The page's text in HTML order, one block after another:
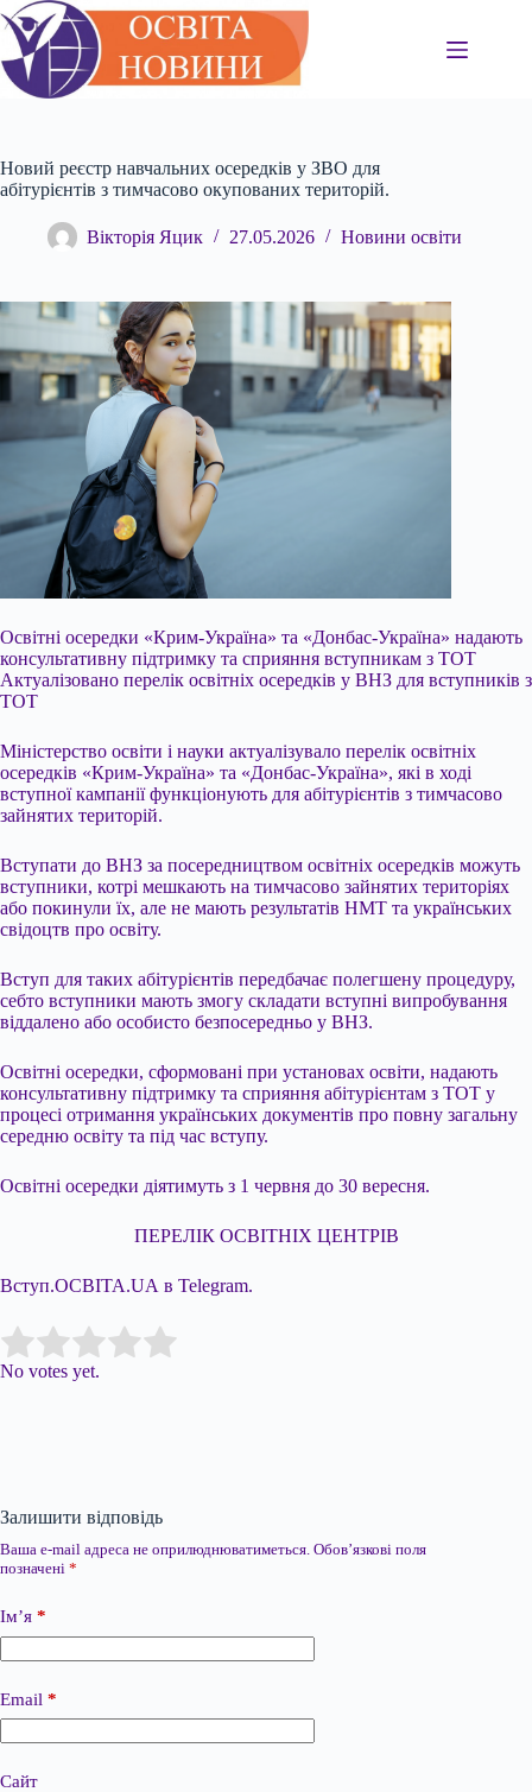
Перейти
до
вмісту
Новий реєстр навчальних осередків у ЗВО для
абітурієнтів з тимчасово окупованих територій.
Вікторія Яцик 27.05.2026 Новини освіти
Освітні осередки «Крим-Україна» та «Донбас-Україна» надають
консультативну підтримку та сприяння вступникам з ТОТ
Актуалізовано перелік освітніх осередків у ВНЗ для вступників з
ТОТ
Міністерство освіти і науки актуалізувало перелік освітніх
осередків «Крим-Україна» та «Донбас-Україна», які в ході
вступної кампанії функціонують для абітурієнтів з тимчасово
зайнятих територій.
Вступати до ВНЗ за посередництвом освітніх осередків можуть
вступники, котрі мешкають на тимчасово зайнятих територіях
або покинули їх, але не мають результатів НМТ та українських
свідоцтв про освіту.
Вступ для таких абітурієнтів передбачає полегшену процедуру,
себто вступники мають змогу складати вступні випробування
віддалено або особисто безпосередньо у ВНЗ.
Освітні осередки, сформовані при установах освіти, надають
консультативну підтримку та сприяння абітурієнтам з ТОТ у
процесі отримання українських документів про повну загальну
середню освіту та під час вступу.
Освітні осередки діятимуть з 1 червня до 30 вересня.
ПЕРЕЛІК ОСВІТНІХ ЦЕНТРІВ
Вступ.ОСВІТА.UA в Telegram.
Rate this item:
No votes yet.
Залишити відповідь
Ваша e-mail адреса не оприлюднюватиметься. Обов’язкові поля
позначені *
Ім’я *
Email *
Сайт